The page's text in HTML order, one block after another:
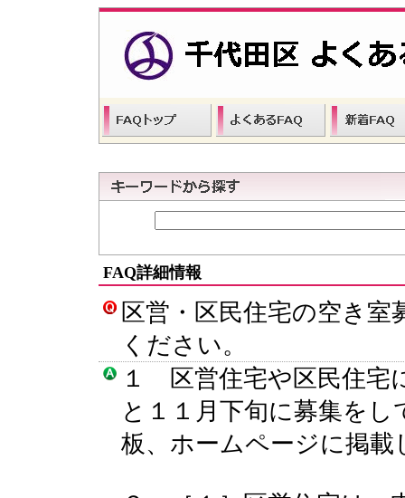
FAQ詳細情報
区営・区民住宅の空き
ください。
１ 区営住宅や区民住宅
と１１月下旬に募集を
板、ホームページに掲載